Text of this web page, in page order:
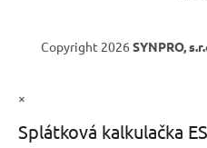
Copyright 2026 SYNPRO,
×
Splátková kalkulačka